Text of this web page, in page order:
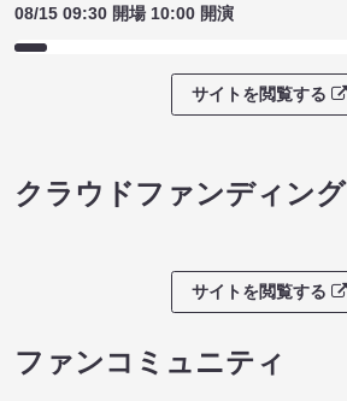
08/15 09:30 開場 10:00 開演
サイトを閲覧する
クラウドファンディング
サイトを閲覧する
ファンコミュニティ